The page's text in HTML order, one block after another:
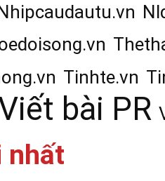
Tinhte.vn
bài PR
nhất